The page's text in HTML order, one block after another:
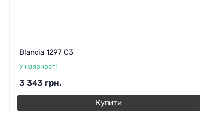
Blancia 1297 C3
У наявності
3 343 грн.
Купити